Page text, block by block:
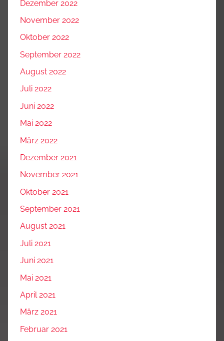
Dezember 2022
November 2022
Oktober 2022
September 2022
August 2022
Juli 2022
Juni 2022
Mai 2022
März 2022
Dezember 2021
November 2021
Oktober 2021
September 2021
August 2021
Juli 2021
Juni 2021
Mai 2021
April 2021
März 2021
Februar 2021